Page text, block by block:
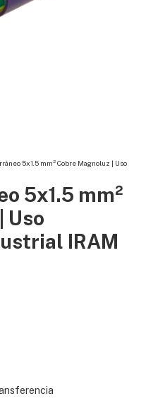
5x1.5 mm² Cobre Magnoluz | Uso
5x1.5 mm²
Uso
IRAM